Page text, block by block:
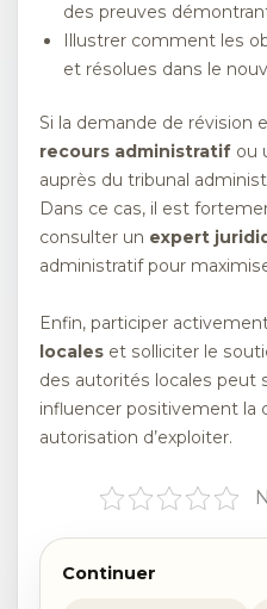
des preuves
Illustrer comment les
et résolues dans le
Si la demande de révision
recours administratif ou
auprès du tribunal
Dans ce cas, il est
consulter un expert
administratif pour
Enfin, participer
locales et solliciter le
des autorités locales peut
influencer positivement la
autorisation d’exploiter.
Continuer